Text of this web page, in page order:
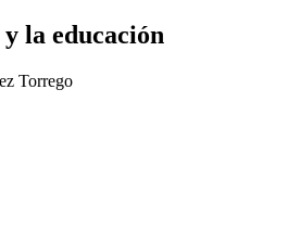
la educación
Torrego